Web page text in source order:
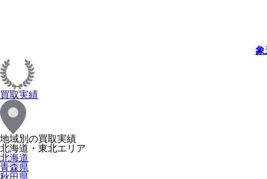
象
買取実績
地域別の買取実績
北海道・東北エリア
北海道
青森県